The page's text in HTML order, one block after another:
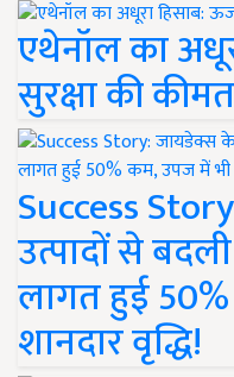
एथेनॉल का
सुरक्षा की
Success
उत्पादों से
लागत हुई
शानदार वृद्धि!